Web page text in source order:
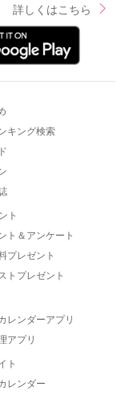
詳しくはこちら
キング検索
ト
ト＆アンケート
プレゼント
トプレゼント
レンダーアプリ
アプリ
ト
レンダー